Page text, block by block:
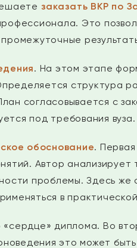
заказать ВКР по
Это
. На этом этапе
структура
согласовывается с
под требования вуза.
обоснование.
Автор анализирует
проблемы. Здесь
в
«сердце» диплома. Во
это может